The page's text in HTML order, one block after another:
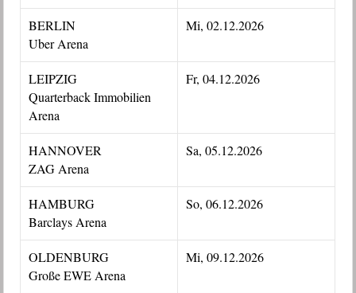
BERLIN
Uber Arena
Mi, 02.12.2026
LEIPZIG
Quarterback Immobilien
Arena
Fr, 04.12.2026
HANNOVER
ZAG Arena
Sa, 05.12.2026
HAMBURG
Barclays Arena
So, 06.12.2026
OLDENBURG
Große EWE Arena
Mi, 09.12.2026